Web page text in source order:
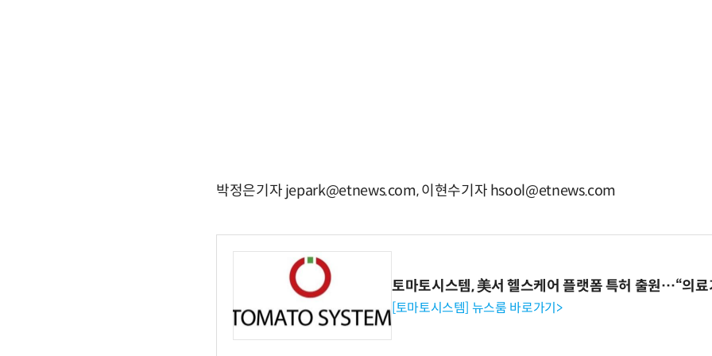
박정은기자 jepark@etnews.com, 이현수기자 hsool@etnews.com
토마토시스템, 美서 헬스케어 플랫폼 특허 출원…“의
[토마토시스템] 뉴스룸 바로가기>